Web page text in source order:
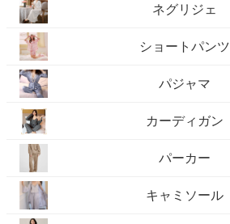
ネグリジェ
ショートパンツ
パジャマ
カーディガン
パーカー
キャミソール